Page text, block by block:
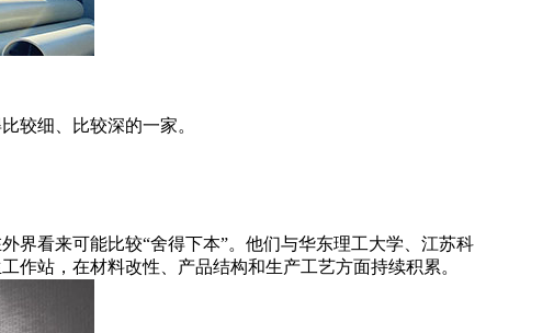
较细、比较深的一家。
界看来可能比较“舍得下本”。他们与华东理工大学、江苏科
作站，在材料改性、产品结构和生产工艺方面持续积累。